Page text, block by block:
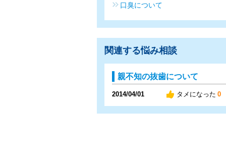
口臭について
関連する悩み相談
親不知の抜歯について
2014/04/01 タメになった 0